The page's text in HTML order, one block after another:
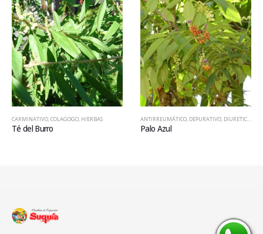
CARMINATIVO,COLAGOGO, HIERBAS
Té del Burro
ANTIRREUMÁTICO, DEPURATIVO, DIURETICO ,
Palo Azul